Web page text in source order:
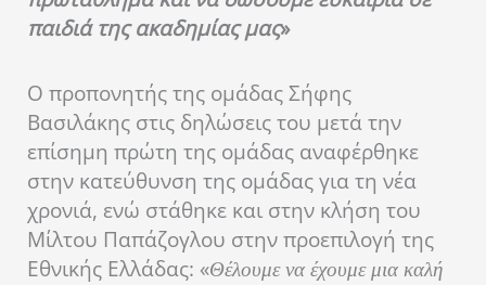
παιδιά της ακαδημίας μας»
Ο προπονητής της ομάδας Σήφης
Βασιλάκης στις δηλώσεις του μετά την
επίσημη πρώτη της ομάδας αναφέρθηκε
στην κατεύθυνση της ομάδας για τη νέα
χρονιά, ενώ στάθηκε και στην κλήση του
Μίλτου Παπάζογλου στην προεπιλογή της
Εθνικής Ελλάδας: «Θέλουμε να έχουμε μια καλή